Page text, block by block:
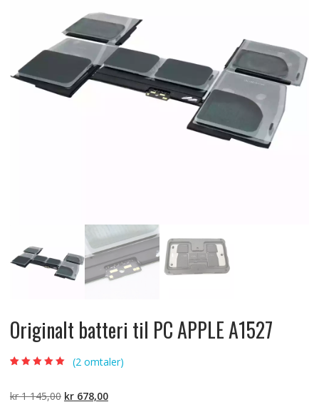
Originalt batteri til PC APPLE A1527
kundevurderinger
(2omtaler)
kr1 145,00 Opprinnelig
kr678,00Nåværende